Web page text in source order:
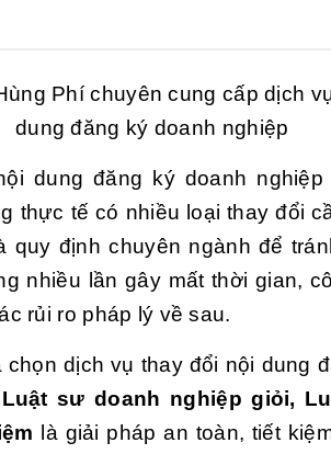
Phí chuyên cung cấp dịch
dung đăng ký doanh nghiệp
dung đăng ký doanh
thực tế có nhiều loại thay đổi
quy định chuyên ngành để
nhiều lần gây mất thời gian,
rủi ro pháp lý về sau.
dịch vụ thay đổi nội dung
Luật sư doanh nghiệp giỏi,
là giải pháp an toàn, tiết